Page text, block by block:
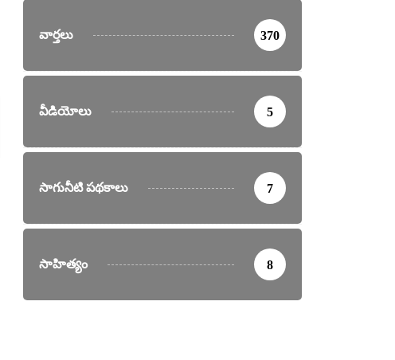
వార్తలు 370
వీడియోలు 5
సాగునీటి పథకాలు 7
సాహిత్యం 8